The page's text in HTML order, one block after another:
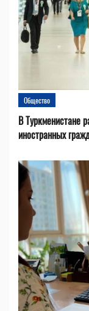
Общество
В Туркменистане
иностранных